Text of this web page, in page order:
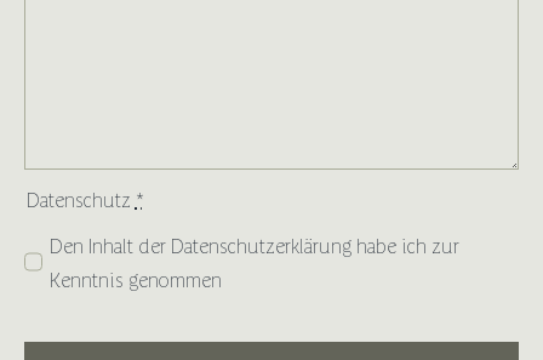
Datenschutz *
Den Inhalt der Datenschutzerklärung habe ich zur
Kenntnis genommen